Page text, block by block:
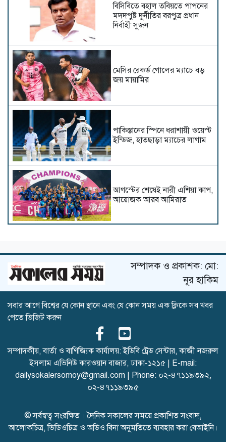
বিসিবিতে বহাল তবিয়তে পাপনের
মদদপুষ্ট দুর্নীতির বরপুত্র প্রধান
নির্বাহী সুজন
মেসির রেকর্ড গোলের ম্যাচে বড়
জয় মায়ামির
পাকিস্তানের স্পিনে ধরাশায়ী ওয়েস্ট
ইন্ডিজ, হাতছাড়া ম্যাচের লাগাম
আগস্টের শেষেই নারী এশিয়া কাপ,
আয়োজক আরব আমিরাত
নেইমারকে বিশ্বকাপের দলে নেওয়া
একই গ্রুপে ভারত-পাকিস্তান,
বাংলাদেশের সঙ্গী কারা?
অস্ট্রেলিয়া সিরিজের আগে নাহিদ
সম্পাদক ও প্রকাশক: মো:
নূর হাকিম
সবার আগে বিশ্বের যে কোন স্থানে এবং যে কোন সময় এক ক্লিকে সব খবর
পেতে ভিজিট করুন
সম্পাদকীয়, বার্তা ও বাণিজ্যিক কার্যালয়: ইডিবি ট্রেড সেন্টার, কাজী নজরুল
ইসলাম এভিনিউ কারওয়ান বাজার, ঢাকা-১২১৫ | E-mail:
dailysokalersomoy@gmail.com | Phone: ০২-৪৭১১৯৩৯২,
০২-৪৭১১৯৩৯৫
© সর্বস্বত্ব সংরক্ষিত । দৈনিক সকালের সময়ে প্রকাশিত সংবাদ,
আলোকচিত্র, ভিডিওচিত্র ও অডিও বিনা অনুমতিতে ব্যবহার করা বেআইনি।